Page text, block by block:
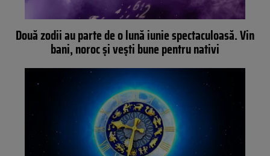
Două zodii au parte de o lună iunie spectaculoasă. Vin
bani, noroc și vești bune pentru nativi